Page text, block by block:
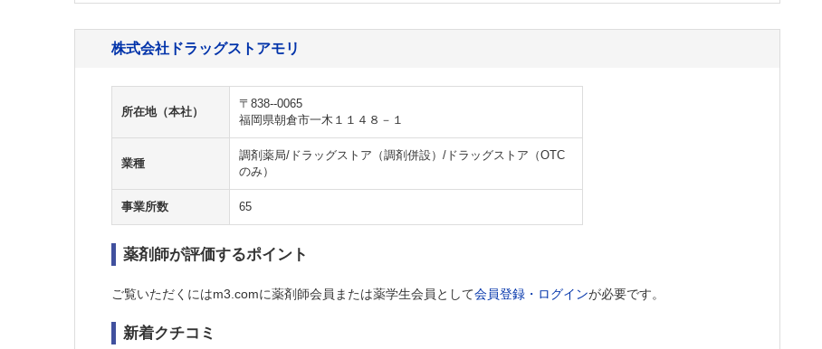
株式会社ドラッグストアモリ
所在地（本社）
〒838--0065
福岡県朝倉市一木１１４８－１
業種
調剤薬局/ドラッグストア（調剤併設）/ドラッグストア（OTC
のみ）
事業所数 65
薬剤師が評価するポイント
ご覧いただくにはm3.comに薬剤師会員または薬学生会員として会員登録・ログインが必要です。
新着クチコミ